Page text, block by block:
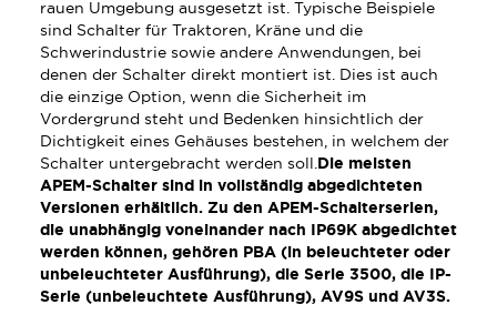
rauen Umgebung ausgesetzt ist. Typische Beispiele
sind Schalter für Traktoren, Kräne und die
Schwerindustrie sowie andere Anwendungen, bei
denen der Schalter direkt montiert ist. Dies ist auch
die einzige Option, wenn die Sicherheit im
Vordergrund steht und Bedenken hinsichtlich der
Dichtigkeit eines Gehäuses bestehen, in welchem der
Schalter untergebracht werden soll.Die meisten
APEM-Schalter sind in vollständig abgedichteten
Versionen erhältlich. Zu den APEM-Schalterserien,
die unabhängig voneinander nach IP69K abgedichtet
werden können, gehören PBA (in beleuchteter oder
unbeleuchteter Ausführung), die Serie 3500, die IP-
Serie (unbeleuchtete Ausführung), AV9S und AV3S.